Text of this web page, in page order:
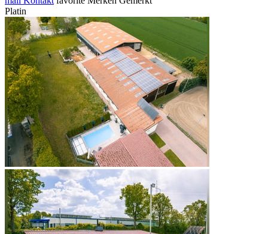
Platin